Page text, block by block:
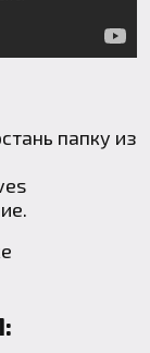
папку из